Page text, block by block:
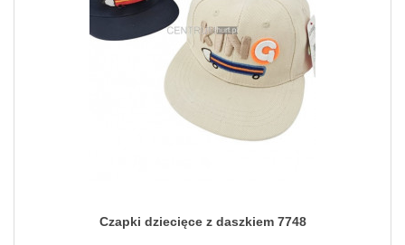
Czapki dziecięce z daszkiem 7748